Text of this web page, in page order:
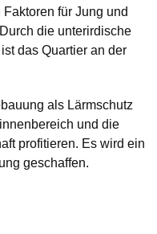
für Jung und
die unterirdische
das Quartier an der
als Lärmschutz
und die
profitieren. Es wird ein
geschaffen.